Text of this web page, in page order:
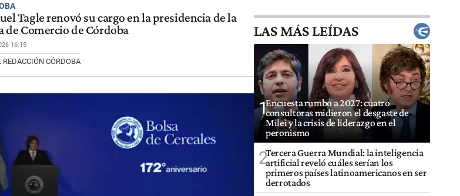
Tagle renovó su cargo en la presidencia de la
de Comercio de Córdoba
16:15
REDACCIÓN CÓRDOBA
LAS MÁS LEÍDAS
1Encuesta rumbo a 2027: cuatro
consultoras midieron el desgaste de
Milei y la crisis de liderazgo en el
peronismo
2Tercera Guerra Mundial: la inteligencia
artificial reveló cuáles serían los
primeros países latinoamericanos en ser
derrotados